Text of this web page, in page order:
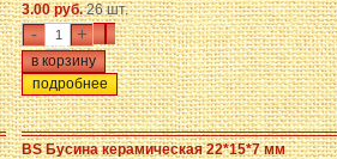
3.00 руб.26 шт.
- +
подробнее
BS Бусина керамическая 22*15*7 мм